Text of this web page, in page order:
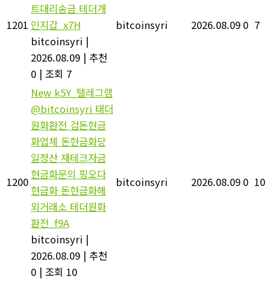
1201
트대리송금 테더개
인지갑_x7H
bitcoinsyri |
2026.08.09 | 추천
0 | 조회 7
bitcoinsyri 2026.08.09 0 7
1200
New k5Y_텔레그램
@bitcoinsyri 태더
원화환전 검돈현금
화업체 돈현금화당
일정산 재테크자금
현금화문의 핑오다
현금화 돈현금화해
외거래소 테더원화
환전_f9A
bitcoinsyri |
2026.08.09 | 추천
0 | 조회 10
bitcoinsyri 2026.08.09 0 10